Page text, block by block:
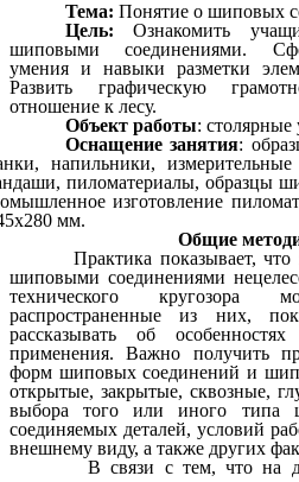
Тема: Понятие о шиповых
Цель: Ознакомить
шиповыми соединениями.
умения и навыки разметки
Развить графическую
отношение к лесу.
Объект работы: столярные
Оснащение занятия:
напильники,
пиломатериалы, образцы
изготовление
мм.
Общие
Практика показывает, что
шиповыми соединениями
технического кругозора
распространенные из них,
рассказывать об
применения. Важно получить
форм шиповых соединений и
открытые, закрытые, сквозные,
выбора того или иного типа
соединяемых деталей, условий
внешнему виду, а также других
В связи с тем, что на